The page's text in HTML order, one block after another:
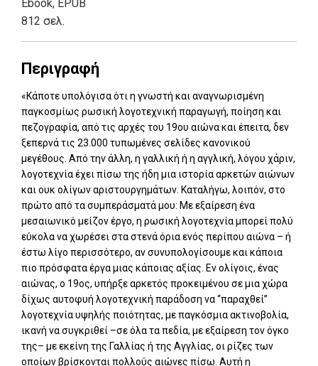
Ebook, EPUB
812 σελ.
Περιγραφή
«Κάποτε υπολόγισα ότι η γνωστή και αναγνωρισμένη
παγκοσμίως ρωσική λογοτεχνική παραγωγή, ποίηση και
πεζογραφία, από τις αρχές του 19ου αιώνα και έπειτα, δεν
ξεπερνά τις 23.000 τυπωμένες σελίδες κανονικού
μεγέθους. Από την άλλη, η γαλλική ή η αγγλική, λόγου χάριν,
λογοτεχνία έχει πίσω της ήδη μια ιστορία αρκετών αιώνων
και ουκ ολίγων αριστουργημάτων. Καταλήγω, λοιπόν, στο
πρώτο από τα συμπεράσματά μου: Με εξαίρεση ένα
μεσαιωνικό μείζον έργο, η ρωσική λογοτεχνία μπορεί πολύ
εύκολα να χωρέσει στα στενά όρια ενός περίπου αιώνα – ή
έστω λίγο περισσότερο, αν συνυπολογίσουμε και κάποια
πιο πρόσφατα έργα μιας κάποιας αξίας. Εν ολίγοις, ένας
αιώνας, ο 19ος, υπήρξε αρκετός προκειμένου σε μια χώρα
δίχως αυτοφυή λογοτεχνική παράδοση να “παραχθεί”
λογοτεχνία υψηλής ποιότητας, με παγκόσμια ακτινοβολία,
ικανή να συγκριθεί –σε όλα τα πεδία, με εξαίρεση τον όγκο
της– με εκείνη της Γαλλίας ή της Αγγλίας, οι ρίζες των
οποίων βρίσκονται πολλούς αιώνες πίσω. Αυτή η